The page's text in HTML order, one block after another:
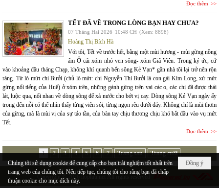
Đọc thêm
TẾT ĐÃ VỀ TRONG LÒNG BẠN HAY CHƯA?
07 Tháng Hai 2026 10:48 CH (Xem: 8898)
Hoàng Thị Bích Hà
Với tôi, Tết về trước hết, bằng một mùi hương - mùi gừng nồng
ấm Ở cái xóm nhỏ ven sông- xóm Giã Viên. Trong ký ức, cứ
vào khoảng đầu tháng Chạp, không khí quanh bến sông Kẻ Vạn* gần nhà tôi lại trở nên rộn
ràng. Từ lò mứt chị Bưởi (chủ lò mứt: chị Nguyễn Thị Bưởi là con gái Kim Long, xứ mứt
gừng nổi tiếng của Huế) ở xóm trên, những gánh gừng trên vai các o, các chị đã được thái
lát, luộc qua, nối nhau về dòng sông để xả nước cho bớt vị cay. Dòng sông Kẻ Vạn ngày ấy
trong đến nỗi có thể nhìn thấy từng viên sỏi, từng ngọn rêu dưới đáy. Không chỉ là mùi thơm
của gừng, mà là mùi vị của sự tảo tần, của bàn tay chịu thương chịu khó bắt đầu vào vụ mứt
Tết.
Đọc thêm
1 2 3 4 5 6 7 Trang sau Trang cuối
Copyright © 2026 hopluu.net All rights reserved
Đồng ý
Chúng tôi sử dụng cookie để cung cấp cho bạn trải nghiệm tốt nhất trên
trang web của chúng tôi. Nếu tiếp tục, chúng tôi cho rằng bạn đã chấp
thuận cookie cho mục đích này.